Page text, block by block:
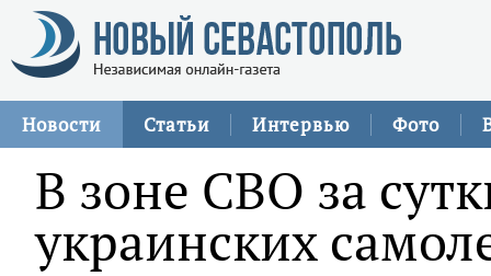
Новости Статьи Интервью Фото
В зоне СВО за
украинских